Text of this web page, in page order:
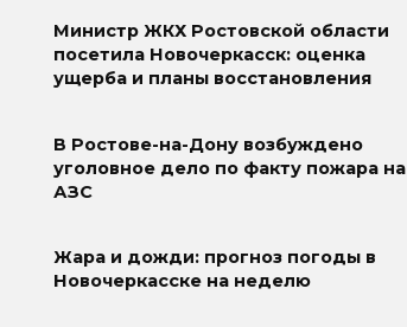
Министр ЖКХ Ростовской области
посетила Новочеркасск: оценка
ущерба и планы восстановления
В Ростове-на-Дону возбуждено
уголовное дело по факту пожара на
АЗС
Жара и дожди: прогноз погоды в
Новочеркасске на неделю